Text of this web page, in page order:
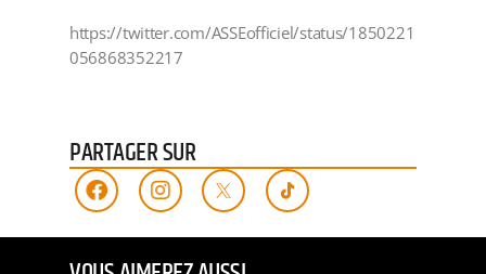
https://twitter.com/ASSEofficiel/status/1850221
056868352217
PARTAGER SUR